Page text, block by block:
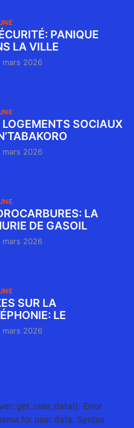
PANIQUE
LA VILLE
mars 2026
LOGEMENTS SOCIAUX
mars 2026
LA
DE GASOIL
mars 2026
SUR LA
LE
mars 2026
Error
for user data. Syntax